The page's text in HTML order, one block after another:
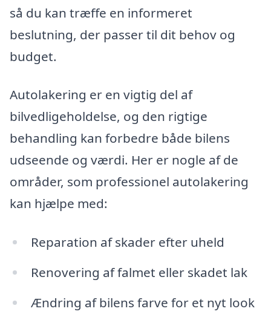
så du kan træffe en informeret
beslutning, der passer til dit behov og
budget.
Autolakering er en vigtig del af
bilvedligeholdelse, og den rigtige
behandling kan forbedre både bilens
udseende og værdi. Her er nogle af de
områder, som professionel autolakering
kan hjælpe med:
Reparation af skader efter uheld
Renovering af falmet eller skadet lak
Ændring af bilens farve for et nyt look